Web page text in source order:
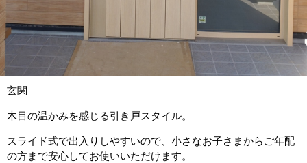
玄関
木目の温かみを感じる引き戸スタイル。
スライド式で出入りしやすいので、小さなお子さまからご年配
の方まで安心してお使いいただけます。